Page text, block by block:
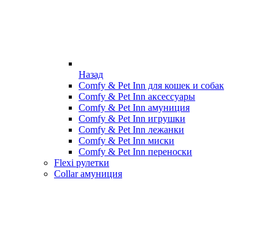
Назад
Comfy & Pet Inn для кошек и собак
Comfy & Pet Inn аксессуары
Comfy & Pet Inn амуниция
Comfy & Pet Inn игрушки
Comfy & Pet Inn лежанки
Comfy & Pet Inn миски
Comfy & Pet Inn переноски
Flexi рулетки
Collar амуниция